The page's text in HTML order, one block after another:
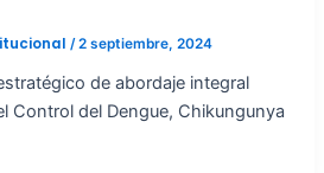
/2 septiembre, 2024
de abordaje integral
Control del Dengue, Chikungunya